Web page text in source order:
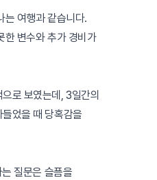
는 여행과 같습니다.
한 변수와 추가 경비가
로 보였는데, 3일간의
었을 때 당혹감을
질문은 슬픔을